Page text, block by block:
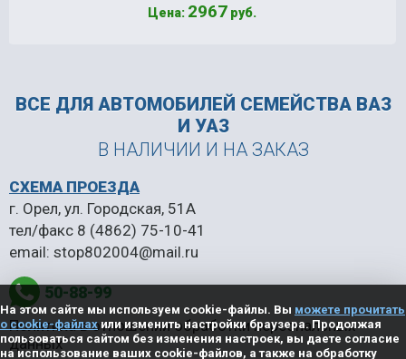
Цена: 2967 руб.
ВСЕ ДЛЯ АВТОМОБИЛЕЙ СЕМЕЙСТВА ВАЗ
И УАЗ
В НАЛИЧИИ И НА ЗАКАЗ
50-88-99
СХЕМА ПРОЕЗДА
г. Орел, ул. Городская, 51А
тел/факс 8 (4862) 75-10-41
email: stop802004@mail.ru
Политика в отношении обработки персональных
данных
На этом сайте мы используем cookie-файлы. Вы можете прочитать
о cookie-файлахили изменить настройки браузера. Продолжая
пользоваться сайтом без изменения настроек, вы даете согласие
на использование ваших cookie-файлов, а также на обработку